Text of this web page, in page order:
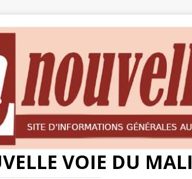
VOIE DU MALI